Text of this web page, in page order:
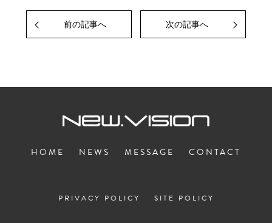
前の記事へ 次の記事へ
HOME NEWS MESSAGE CONTACT
PRIVACY POLICY SITE POLICY